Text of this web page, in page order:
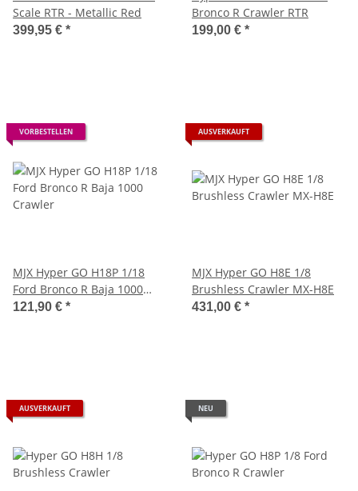
Scale RTR - Metallic Red
399,95 € *
Bronco R Crawler RTR
199,00 € *
VORBESTELLEN
MJX Hyper GO H18P 1/18
Ford Bronco R Baja 1000
Crawler
121,90 € *
AUSVERKAUFT
MJX Hyper GO H8E 1/8
Brushless Crawler MX-H8E
431,00 € *
AUSVERKAUFT NEU